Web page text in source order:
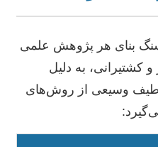
بنای هر پژوهش علمی
کشتیرانی، به دلیل
طیف وسیعی از روش‌های